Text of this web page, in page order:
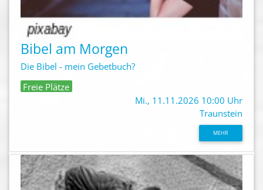
Bibel am Morgen
Die Bibel - mein Gebetbuch?
Freie Plätze
Mi., 11.11.2026 10:00 Uhr
Traunstein
MEHR